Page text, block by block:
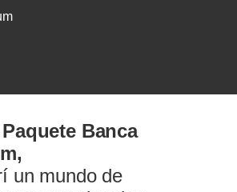
Banca
un mundo de